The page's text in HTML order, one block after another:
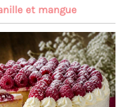
et mangue